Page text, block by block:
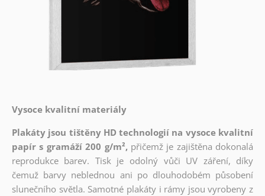
Vysoce kvalitní materiály
Plakáty jsou tištěny HD technologií na vysoce kvalitní
papír s gramáží 200 g/m², přičemž je zajištěna dokonalá
reprodukce barev. Tisk je odolný vůči UV záření, díky
čemuž barvy neblednou ani po dlouhodobém působení
slunečního světla. Samotné plakáty i rámy jsou vyrobeny z